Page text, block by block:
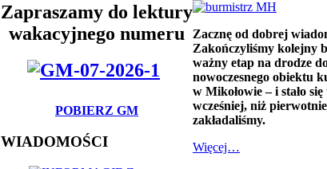
Zapraszamy do lektury
wakacyjnego numeru
POBIERZ GM
WIADOMOŚCI
Zacznę od dobrej
Zakończyliśmy kolejny
ważny etap na drodze
nowoczesnego obiektu
w Mikołowie – i stało się
wcześniej, niż pierwotnie
zakładaliśmy.
Więcej…